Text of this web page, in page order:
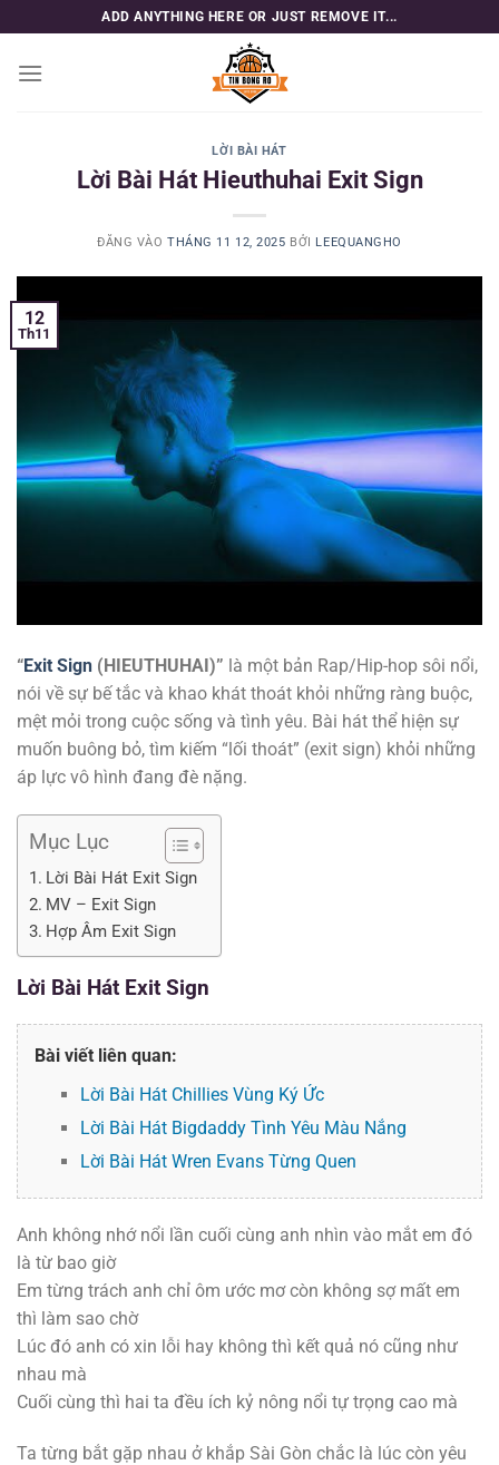
qua
nội
ADD ANYTHING HERE OR JUST REMOVE IT...
LỜI BÀI HÁT
Lời Bài Hát Hieuthuhai Exit Sign
ĐĂNG VÀOTHÁNG 11 12, 2025 BỞI LEEQUANGHO
12
Th11
“Exit Sign (HIEUTHUHAI)” là một bản Rap/Hip-hop sôi nổi,
nói về sự bế tắc và khao khát thoát khỏi những ràng buộc,
mệt mỏi trong cuộc sống và tình yêu. Bài hát thể hiện sự
muốn buông bỏ, tìm kiếm “lối thoát” (exit sign) khỏi những
áp lực vô hình đang đè nặng.
Mục Lục
Lời Bài Hát Exit Sign
MV – Exit Sign
Hợp Âm Exit Sign
Lời Bài Hát Exit Sign
Bài viết liên quan:
Lời Bài Hát Chillies Vùng Ký Ức
Lời Bài Hát Bigdaddy Tình Yêu Màu Nắng
Lời Bài Hát Wren Evans Từng Quen
Anh không nhớ nổi lần cuối cùng anh nhìn vào mắt em đó
là từ bao giờ
Em từng trách anh chỉ ôm ước mơ còn không sợ mất em
thì làm sao chờ
Lúc đó anh có xin lỗi hay không thì kết quả nó cũng như
nhau mà
Cuối cùng thì hai ta đều ích kỷ nông nổi tự trọng cao mà
Ta từng bắt gặp nhau ở khắp Sài Gòn chắc là lúc còn yêu